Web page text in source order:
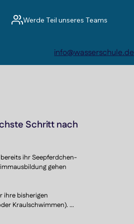
Werde Teil unseres Teams
info@wasserschule.de
Schritt nach
ihr Seepferdchen-
gehen
ihre bisherigen
Kraulschwimmen).